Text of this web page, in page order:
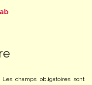
Les champs obligatoires sont